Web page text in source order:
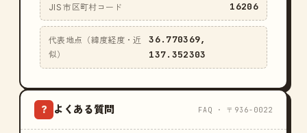
JIS 市区町村コード 16206
代表地点（緯度経度・近
似）
36.770369,
137.352303
? よくある質問 FAQ · 〒936-0022